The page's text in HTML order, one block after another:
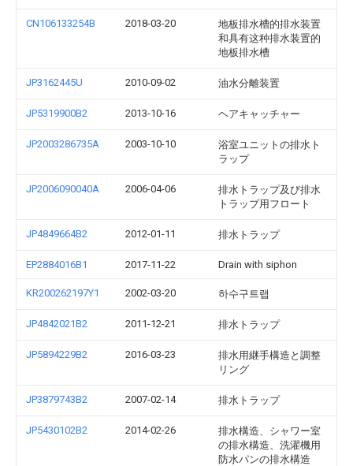
CN106133254B 2018-03-20
地板排水槽的排水装置
和具有这种排水装置的
地板排水槽
JP3162445U 2010-09-02 油水分離装置
JP5319900B2 2013-10-16 ヘアキャッチャー
JP2003286735A 2003-10-10
浴室ユニットの排水ト
ラップ
JP2006090040A 2006-04-06
排水トラップ及び排水
トラップ用フロート
JP4849664B2 2012-01-11 排水トラップ
EP2884016B1 2017-11-22 Drain with siphon
KR200262197Y1 2002-03-20 하수구트랩
JP4842021B2 2011-12-21 排水トラップ
JP5894229B2 2016-03-23
排水用継手構造と調整
リング
JP3879743B2 2007-02-14 排水トラップ
JP5430102B2 2014-02-26
排水構造、シャワー室
の排水構造、洗濯機用
防水パンの排水構造